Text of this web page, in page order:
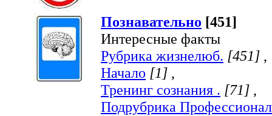
Познавательно [451]
Интересные факты
Рубрика жизнелюб. [451] ,
Начало [1] ,
Тренинг сознания . [71] ,
Подрубрика Профессионал